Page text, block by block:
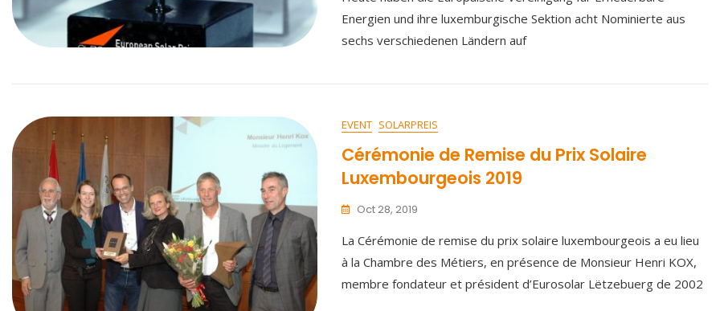
Energien und ihre luxemburgische Sektion acht Nominierte aus
sechs verschiedenen Ländern auf
EVENT SOLARPREIS
Cérémonie de Remise du Prix Solaire
Luxembourgeois 2019
Oct 28, 2019
La Cérémonie de remise du prix solaire luxembourgeois a eu lieu
à la Chambre des Métiers, en présence de Monsieur Henri KOX,
membre fondateur et président d’Eurosolar Lëtzebuerg de 2002